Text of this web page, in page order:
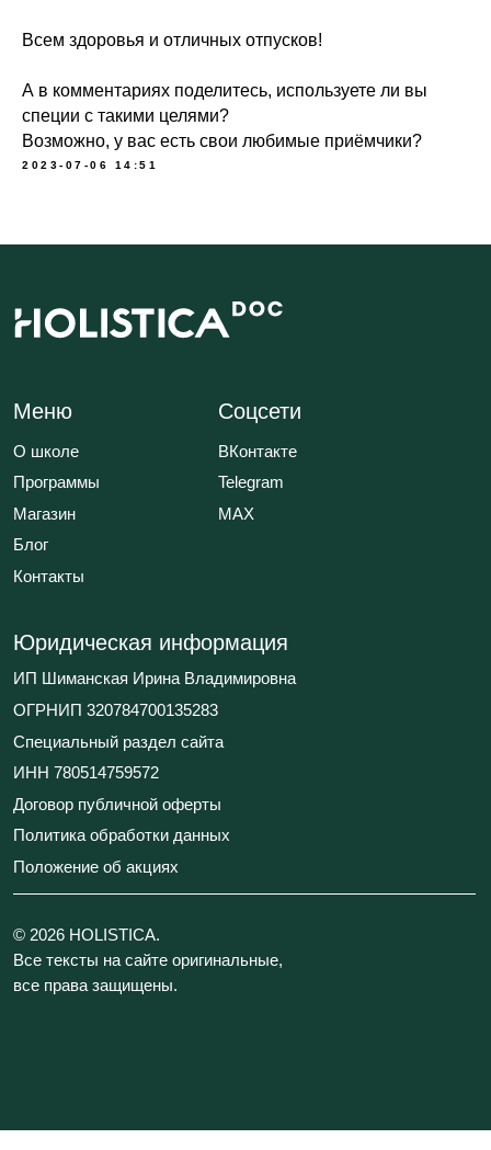
Всем здоровья и отличных отпусков!
А в комментариях поделитесь, используете ли вы
специи с такими целями?
Возможно, у вас есть свои любимые приёмчики?
2023-07-06 14:51
© 2026 HOLISTICA.
Все тексты на сайте оригинальные,
все права защищены.
Политика обработки данных